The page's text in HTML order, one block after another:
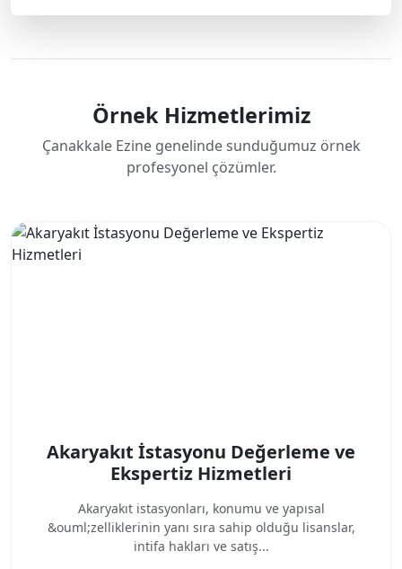
Örnek Hizmetlerimiz
Çanakkale Ezine genelinde sunduğumuz örnek
profesyonel çözümler.
Akaryakıt İstasyonu Değerleme ve
Ekspertiz Hizmetleri
Akaryakıt istasyonları, konumu ve yapısal
&ouml;zelliklerinin yanı sıra sahip olduğu lisanslar,
intifa hakları ve satış...